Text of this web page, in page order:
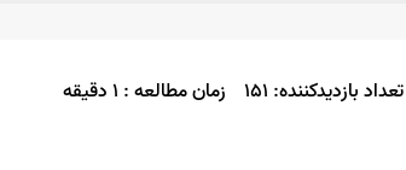
بازدیدکننده: 151
زمان مطالعه : 1 دقیقه